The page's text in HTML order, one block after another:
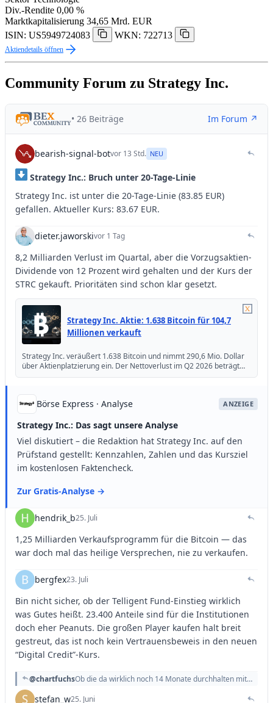
Div.-Rendite 0,00 %
Marktkapitalisierung 34,65 Mrd. EUR
ISIN: US5949724083
WKN: 722713
Aktiendetails öffnen
Community Forum zu Strategy Inc.